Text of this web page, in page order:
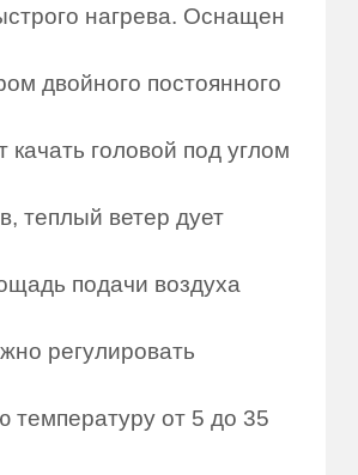
нагрева. Оснащен
двойного постоянного
качать головой под углом
теплый ветер дует
подачи воздуха
регулировать
температуру от 5 до 35